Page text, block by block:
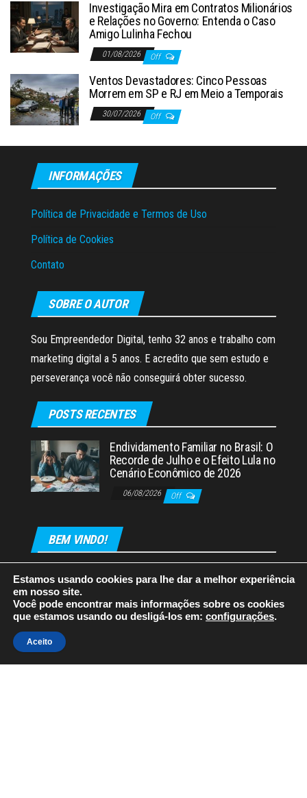
Investigação Mira em Contratos Milionários
e Relações no Governo: Entenda o Caso
Amigo Lulinha Fechou
01/08/2026 Off
Ventos Devastadores: Cinco Pessoas
Morrem em SP e RJ em Meio a Temporais
30/07/2026 Off
INFORMAÇÕES
Política de Privacidade e Termos de Uso
Política de Cookies
Contato
SOBRE O AUTOR
Sou Empreendedor Digital, tenho 32 anos e trabalho com
marketing digital a 5 anos. E acredito que sem estudo e
perseverança você não conseguirá obter sucesso.
POSTS RECENTES
Endividamento Familiar no Brasil: O
Recorde de Julho e o Efeito Lula no
Cenário Econômico de 2026
06/08/2026 Off
BEM VINDO!
Orgulhosamente mantido com
Estamos usando cookies para lhe dar a melhor experiência
em nosso site.
Você pode encontrar mais informações sobre os cookies
que estamos usando ou desligá-los em: configurações.
Aceito